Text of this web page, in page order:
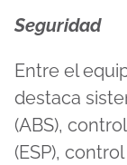
Seguridad
Entre el
destaca
(ABS),
(ESP),